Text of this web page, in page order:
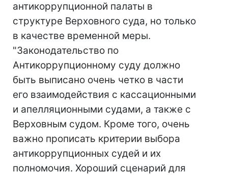
антикоррупционной палаты в
структуре Верховного суда, но только
в качестве временной меры.
"Законодательство по
Антикоррупционному суду должно
быть выписано очень четко в части
его взаимодействия с кассационными
и апелляционными судами, а также с
Верховным судом. Кроме того, очень
важно прописать критерии выбора
антикоррупционных судей и их
полномочия. Хороший сценарий для